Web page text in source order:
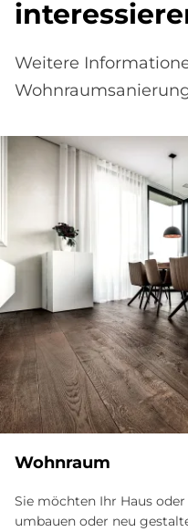
Weitere
Wohnraum
Sie möchten Ihr Haus
umbauen oder neu